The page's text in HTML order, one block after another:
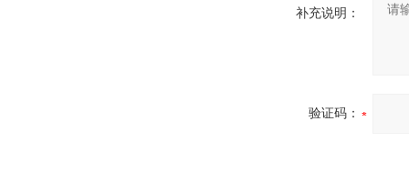
补充说明：
验证码：